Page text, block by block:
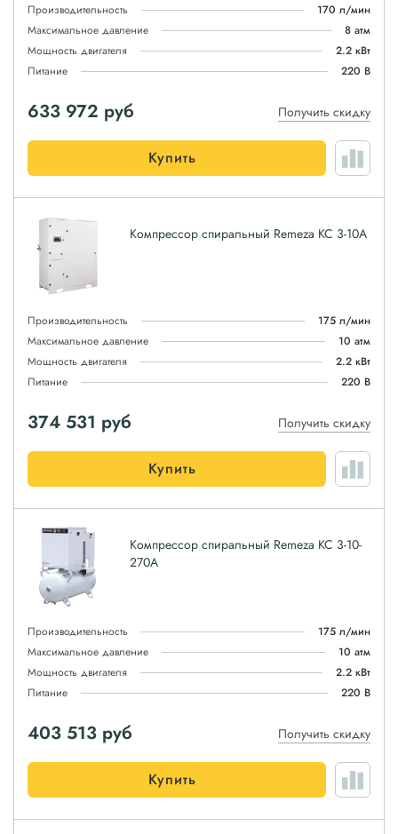
Производительность
170 л/мин
Максимальное давление
8 атм
Мощность двигателя
2.2 кВт
Питание
220 В
633 972 руб Получить скидку
Купить
Компрессор спиральный Remeza КС 3-10А
Производительность
175 л/мин
Максимальное давление
10 атм
Мощность двигателя
2.2 кВт
Питание
220 В
374 531 руб Получить скидку
Купить
Компрессор спиральный Remeza КС 3-10-
270А
Производительность
175 л/мин
Максимальное давление
10 атм
Мощность двигателя
2.2 кВт
Питание
220 В
403 513 руб Получить скидку
Купить